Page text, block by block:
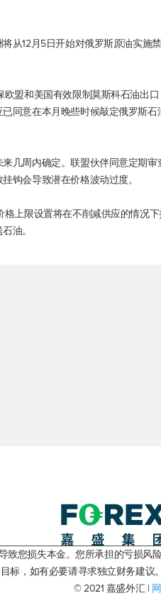
从12月5日开始对俄罗斯原油实施
盟和美国有效限制莫斯科石油出
同意在本月晚些时候敲定俄罗斯石
几周内确定。联盟伙伴同意定期审
钩会导致潜在价格波动过度。
上限设置将在不削减供应的情况
油。
致您损失本金。您所承担的亏损
标，如有必要请寻求独立财务建
© 2021 嘉盛外汇 |